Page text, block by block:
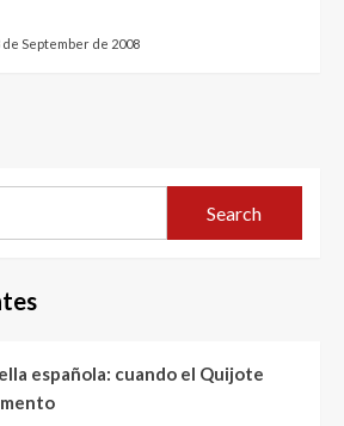
de September de 2008
Search
española: cuando el Quijote